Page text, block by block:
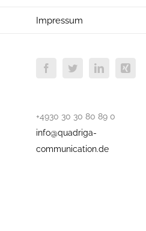
Impressum
FacebookTwitterLinkedInXing
+4930 30 30 80 89 0
info@quadriga-
communication.de